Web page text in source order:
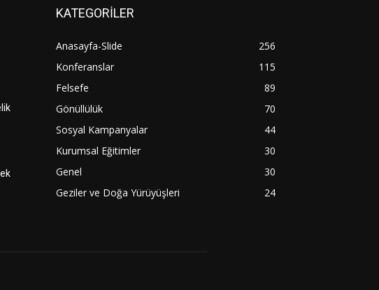
KATEGORİLER
Anasayfa-Slide
256
Konferanslar
115
Felsefe
89
Gönüllülük
70
Sosyal Kampanyalar
44
Kurumsal Eğitimler
30
Genel
30
Geziler ve Doğa Yürüyüşleri
24